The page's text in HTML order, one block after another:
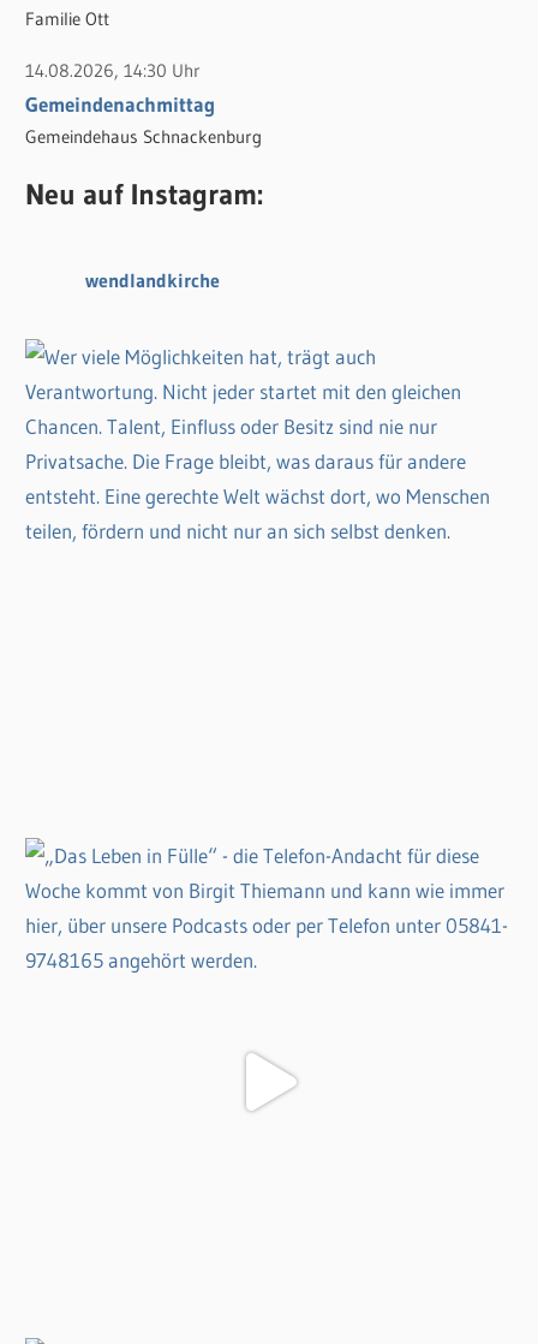
Familie Ott
14.08.2026, 14:30 Uhr
Gemeindenachmittag
Gemeindehaus Schnackenburg
Neu auf Instagram:
wendlandkirche